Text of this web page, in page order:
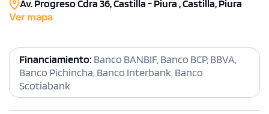
Av. Progreso Cdra 36, Castilla - Piura , Castilla, Piura
Ver mapa
Financiamiento: Banco BANBIF, Banco BCP, BBVA,
Banco Pichincha, Banco Interbank, Banco
Scotiabank